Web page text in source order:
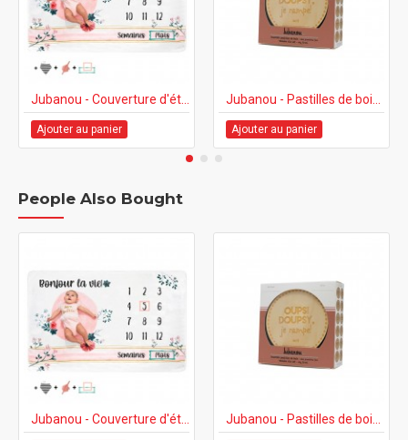
Ajouter au panier Ajouter au panier
People Also Bought